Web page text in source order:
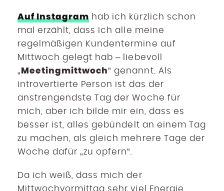
Auf Instagram hab ich kürzlich schon
mal erzählt, dass ich alle meine
regelmäßigen Kundentermine auf
Mittwoch gelegt hab – liebevoll
„Meetingmittwoch“ genannt. Als
introvertierte Person ist das der
anstrengendste Tag der Woche für
mich, aber ich bilde mir ein, dass es
besser ist, alles gebündelt an einem Tag
zu machen, als gleich mehrere Tage der
Woche dafür „zu opfern“.
Da ich weiß, dass mich der
Mittwochvormittag sehr viel Energie